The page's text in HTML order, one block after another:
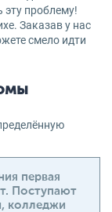
проблему!
Заказав у нас
смело идти
первая
Поступают
колледжи